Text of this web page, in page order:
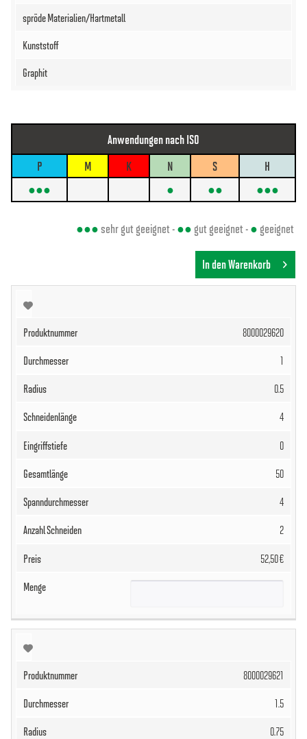
Anwendungen nach ISO
P
M K N S
H
●●●
● ●● ●●●
●●●sehr gut geeignet -●● gut geeignet -● geeignet
In den Warenkorb
8000029620
1
0.5
4
0
50
4
2
52,50 €
8000029621
1.5
0.75